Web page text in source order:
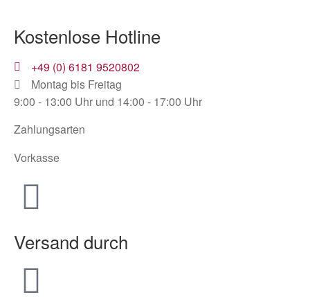
Kostenlose Hotline
+49 (0) 6181 9520802
Montag bis Freitag
9:00 - 13:00 Uhr und 14:00 - 17:00 Uhr
Zahlungsarten
Vorkasse
Versand durch